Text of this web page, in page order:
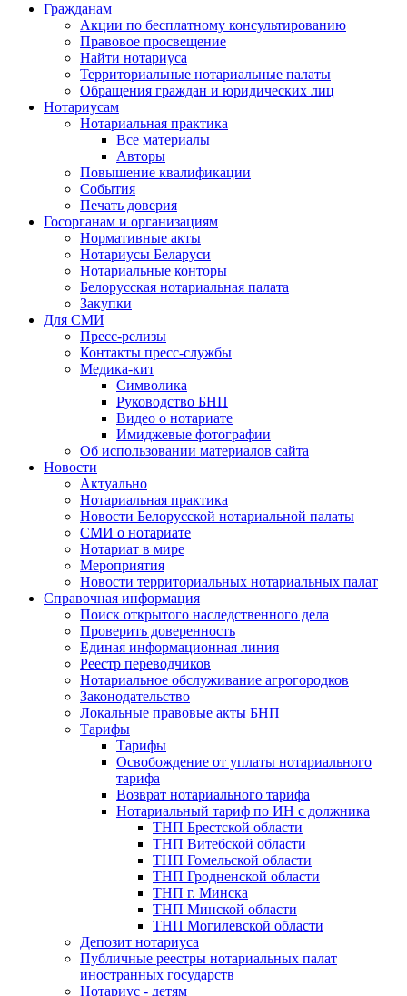
Гражданам
Акции по бесплатному консультированию
Правовое просвещение
Найти нотариуса
Территориальные нотариальные палаты
Обращения граждан и юридических лиц
Нотариусам
Нотариальная практика
Все материалы
Авторы
Повышение квалификации
События
Печать доверия
Госорганам и организациям
Нормативные акты
Нотариусы Беларуси
Нотариальные конторы
Белорусская нотариальная палата
Закупки
Для СМИ
Пресс-релизы
Контакты пресс-службы
Медика-кит
Символика
Руководство БНП
Видео о нотариате
Имиджевые фотографии
Об использовании материалов сайта
Новости
Актуально
Нотариальная практика
Новости Белорусской нотариальной палаты
СМИ о нотариате
Нотариат в мире
Мероприятия
Новости территориальных нотариальных палат
Справочная информация
Поиск открытого наследственного дела
Проверить доверенность
Единая информационная линия
Реестр переводчиков
Нотариальное обслуживание агрогородков
Законодательство
Локальные правовые акты БНП
Тарифы
Тарифы
Освобождение от уплаты нотариального
тарифа
Возврат нотариального тарифа
Нотариальный тариф по ИН с должника
ТНП Брестской области
ТНП Витебской области
ТНП Гомельской области
ТНП Гродненской области
ТНП г. Минска
ТНП Минской области
ТНП Могилевской области
Депозит нотариуса
Публичные реестры нотариальных палат
иностранных государств
Нотариус - детям